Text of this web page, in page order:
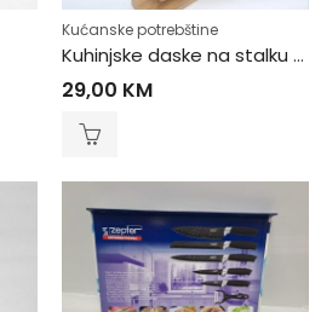
Kućanske potrebštine
Kuhinjske daske na stalku 4/1
29,00 KM